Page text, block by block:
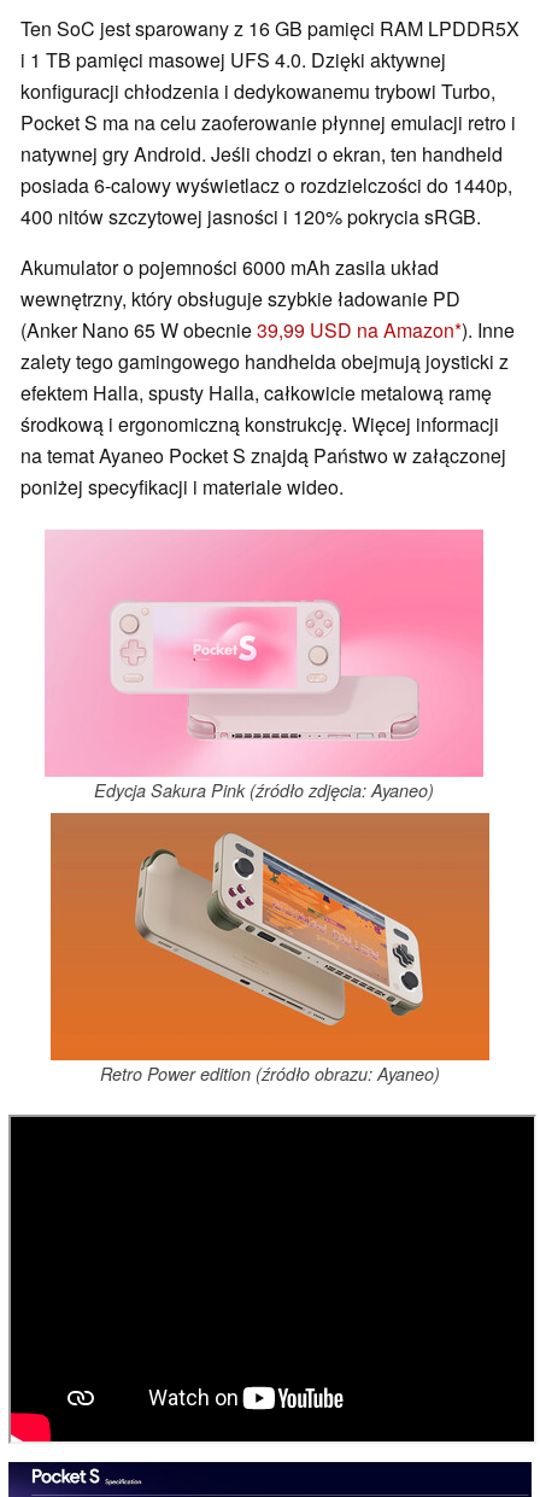
Ten SoC jest sparowany z 16 GB pamięci RAM LPDDR5X
i 1 TB pamięci masowej UFS 4.0. Dzięki aktywnej
konfiguracji chłodzenia i dedykowanemu trybowi Turbo,
Pocket S ma na celu zaoferowanie płynnej emulacji retro i
natywnej gry Android. Jeśli chodzi o ekran, ten handheld
posiada 6-calowy wyświetlacz o rozdzielczości do 1440p,
400 nitów szczytowej jasności i 120% pokrycia sRGB.
Akumulator o pojemności 6000 mAh zasila układ
wewnętrzny, który obsługuje szybkie ładowanie PD
(Anker Nano 65 W obecnie39,99 USD na Amazon ). Inne
zalety tego gamingowego handhelda obejmują joysticki z
efektem Halla, spusty Halla, całkowicie metalową ramę
środkową i ergonomiczną konstrukcję. Więcej informacji
na temat Ayaneo Pocket S znajdą Państwo w załączonej
poniżej specyfikacji i materiale wideo.
Edycja Sakura Pink (źródło zdjęcia: Ayaneo)
Retro Power edition (źródło obrazu: Ayaneo)